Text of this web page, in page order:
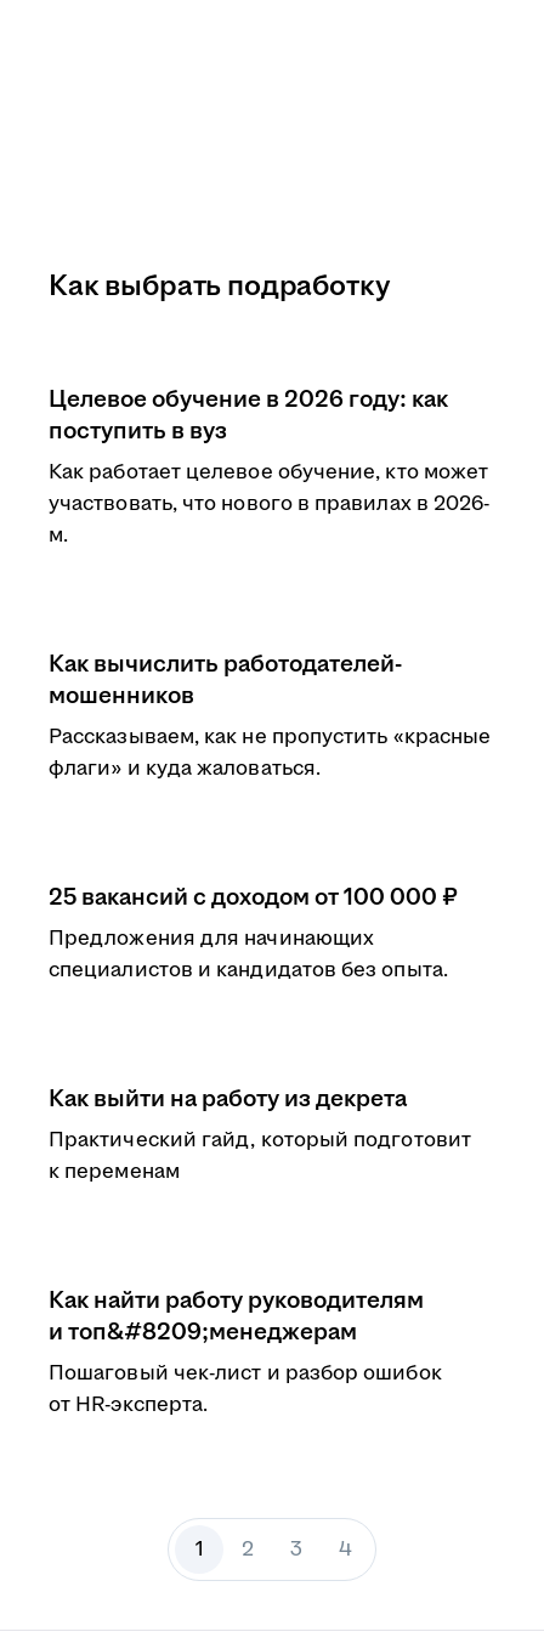
Как выбрать подработку
Целевое обучение в 2026 году: как
поступить в вуз
Как работает целевое обучение, кто может
участвовать, что нового в правилах в 2026-
м.
Как вычислить работодателей-
мошенников
Рассказываем, как не пропустить «красные
флаги» и куда жаловаться.
25 вакансий с доходом от 100 000 ₽
Предложения для начинающих
специалистов и кандидатов без опыта.
Как выйти на работу из декрета
Практический гайд, который подготовит
к переменам
Как найти работу руководителям
и топ&#8209;менеджерам
Пошаговый чек-лист и разбор ошибок
от HR-эксперта.
1 2 3 4